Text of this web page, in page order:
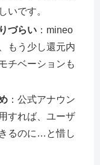
いです。
づらい ：mineo
もう少し還元内
チベーションも
：公式アナウン
すれば、ユーザ
るのに…と惜し